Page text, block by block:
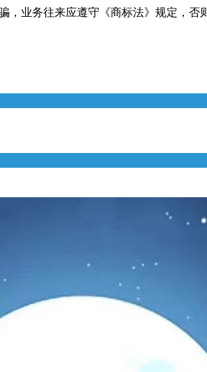
业务往来应遵守《商标法》规定，否